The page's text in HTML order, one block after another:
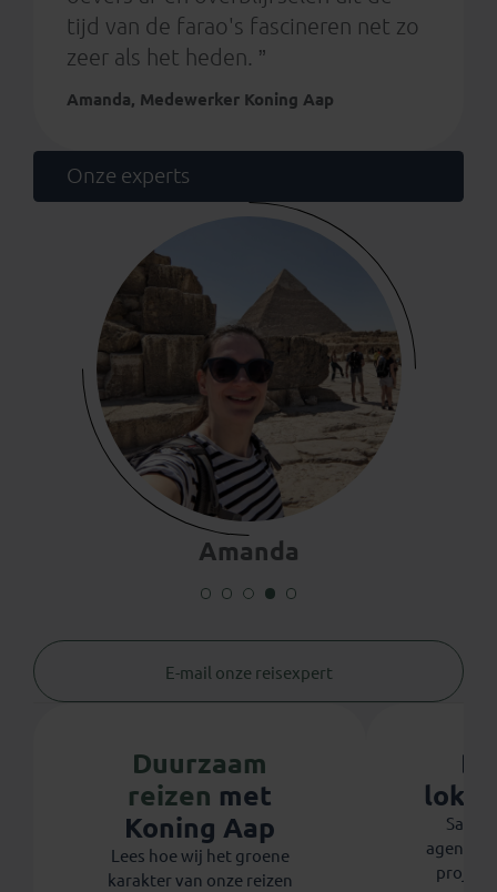
tijd van de farao's fascineren net zo
zeer als het heden. ”
Amanda, Medewerker Koning Aap
Onze experts
Amanda
E-mail onze reisexpert
Duurzaam
reizen met
Koning Aap
Lees hoe wij het groene
karakter van onze reizen
agenten